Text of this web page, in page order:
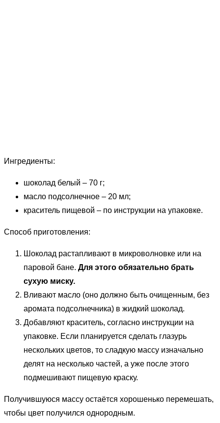
Ингредиенты:
шоколад белый – 70 г;
масло подсолнечное – 20 мл;
краситель пищевой – по инструкции на упаковке.
Способ приготовления:
Шоколад растапливают в микроволновке или на
паровой бане. Для этого обязательно брать
сухую миску.
Вливают масло (оно должно быть очищенным, без
аромата подсолнечника) в жидкий шоколад.
Добавляют краситель, согласно инструкции на
упаковке. Если планируется сделать глазурь
нескольких цветов, то сладкую массу изначально
делят на несколько частей, а уже после этого
подмешивают пищевую краску.
Получившуюся массу остаётся хорошенько перемешать,
чтобы цвет получился однородным.